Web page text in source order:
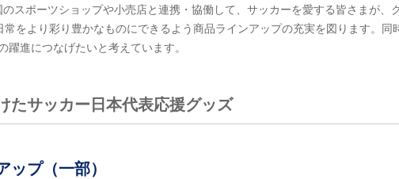
スポーツショップや小売店と連携・協働して、サッカーを愛する皆さまが、
をより彩り豊かなものにできるよう商品ラインアップの充実を図ります。同
進につなげたいと考えています。
たサッカー日本代表応援グッズ
プ（一部）